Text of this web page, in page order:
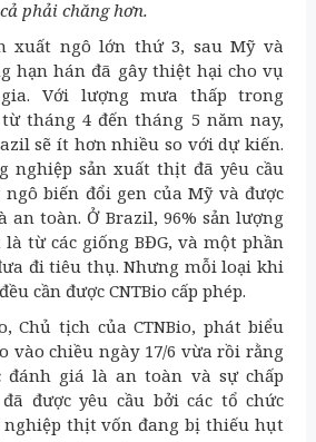
phải chăng hơn.
xuất ngô lớn thứ 3, sau Mỹ và
hạn hán đã gây thiệt hại cho vụ
Với lượng mưa thấp trong
tháng 4 đến tháng 5 năm nay,
sẽ ít hơn nhiều so với dự kiến.
nghiệp sản xuất thịt đã yêu cầu
biến đổi gen của Mỹ và được
an toàn. Ở Brazil, 96% sản lượng
là từ các giống BĐG, và một phần
đi tiêu thụ. Nhưng mỗi loại khi
cần được CNTBio cấp phép.
Chủ tịch của CTNBio, phát biểu
vào chiều ngày 17/6 vừa rồi rằng
đánh giá là an toàn và sự chấp
được yêu cầu bởi các tổ chức
thịt vốn đang bị thiếu hụt